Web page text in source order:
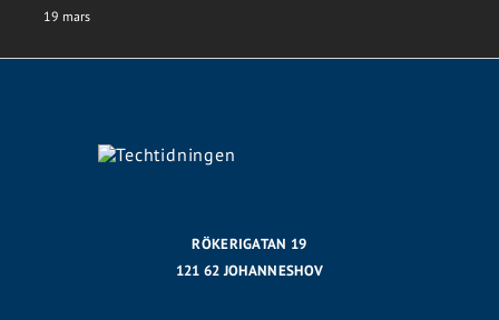
19 mars
RÖKERIGATAN 19
121 62 JOHANNESHOV